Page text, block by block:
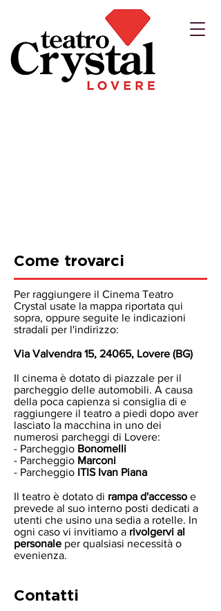
Come trovarci
Per raggiungere il Cinema Teatro
Crystal usate la mappa riportata qui
sopra, oppure seguite le indicazioni
stradali per l'indirizzo:
Via Valvendra 15, 24065, Lovere (BG)
Il cinema è dotato di piazzale per il
parcheggio delle automobili. A causa
della poca capienza si consiglia di e
raggiungere il teatro a piedi dopo aver
lasciato la macchina in uno dei
numerosi parcheggi di Lovere:
- Parcheggio Bonomelli
- Parcheggio Marconi
- Parcheggio ITIS Ivan Piana
Il teatro è dotato di rampa d'accesso e
prevede al suo interno posti dedicati a
utenti che usino una sedia a rotelle. In
ogni caso vi invitiamo a rivolgervi al
personale per qualsiasi necessità o
evenienza.
Contatti